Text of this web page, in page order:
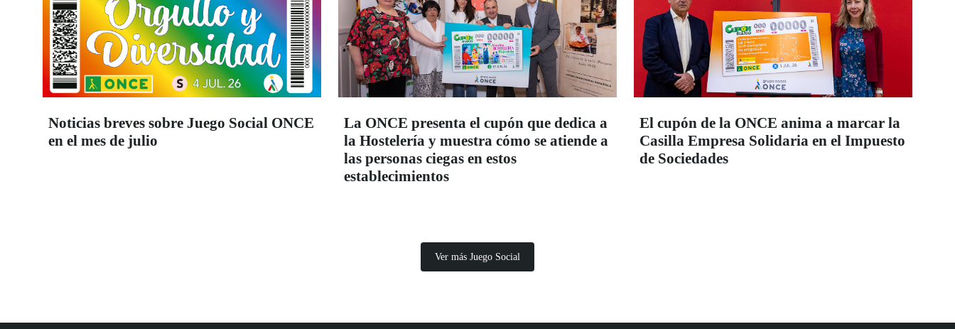
Noticias breves sobre Juego Social ONCE
en el mes de julio
La ONCE presenta el cupón que dedica a
la Hostelería y muestra cómo se atiende a
las personas ciegas en estos
establecimientos
El cupón de la ONCE anima a marcar la
Casilla Empresa Solidaria en el Impuesto
de Sociedades
Ver más Juego Social